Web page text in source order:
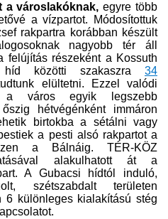
a városlakóknak, egyre több
a vízpartot. Módosítottuk
rakpartra korábban készült
nagyobb tér áll
felújítás részeként a Kossuth
közötti szakaszra 34
elültetni. Ezzel valódi
a város egyik legszebb
hétvégénként immáron
birtokba a sétálni vagy
a pesti alsó rakpartot a
a Bálnáig. TÉR-KÖZ
alakulhatott át a
A Gubacsi hídtól induló,
szétszabdalt területen
6 különleges kialakítású stég